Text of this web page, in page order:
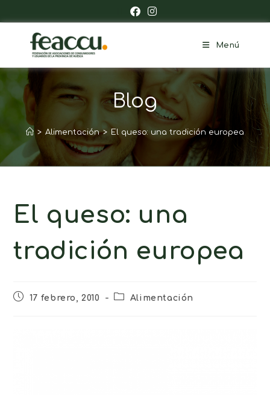
Menú
Blog
> Alimentación > El queso: una tradición europea
El queso: una
tradición europea
17 febrero, 2010 Alimentación